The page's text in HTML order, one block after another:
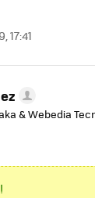
17:41
& Webedia